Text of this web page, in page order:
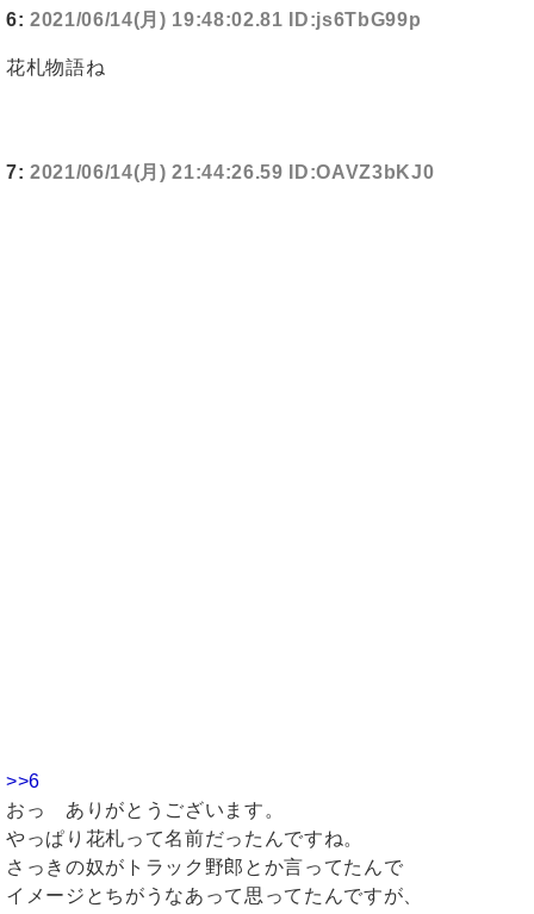
6: 2021/06/14(月) 19:48:02.81 ID:js6TbG99p
花札物語ね
7: 2021/06/14(月) 21:44:26.59 ID:OAVZ3bKJ0
>>6
おっ ありがとうございます。
やっぱり花札って名前だったんですね。
さっきの奴がトラック野郎とか言ってたんで
イメージとちがうなあって思ってたんですが、